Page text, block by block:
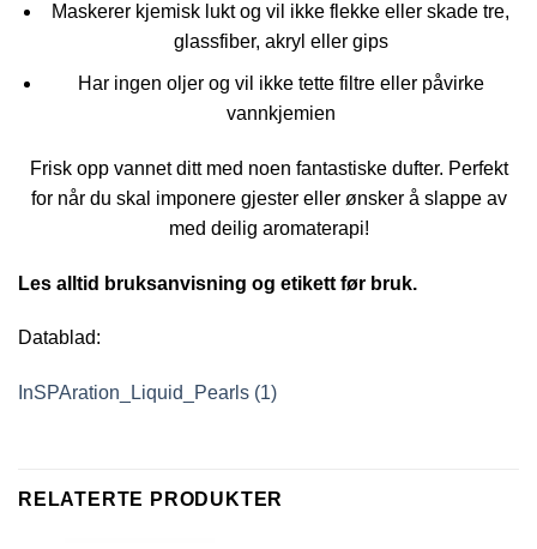
Maskerer kjemisk lukt og vil ikke flekke eller skade tre,
glassfiber, akryl eller gips
Har ingen oljer og vil ikke tette filtre eller påvirke
vannkjemien
Frisk opp vannet ditt med noen fantastiske dufter. Perfekt
for når du skal imponere gjester eller ønsker å slappe av
med deilig aromaterapi!
Les alltid bruksanvisning og etikett før bruk.
Datablad:
InSPAration_Liquid_Pearls (1)
RELATERTE PRODUKTER